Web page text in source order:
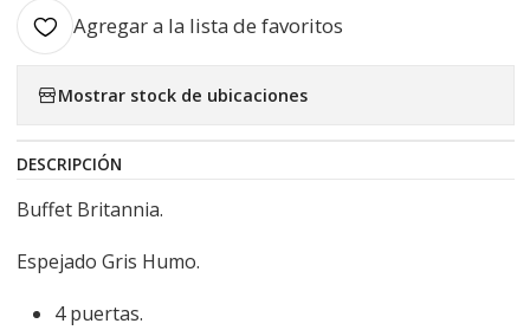
Agregar a la lista de favoritos
Mostrar stock de ubicaciones
DESCRIPCIÓN
Buffet Britannia.
Espejado Gris Humo.
4 puertas.